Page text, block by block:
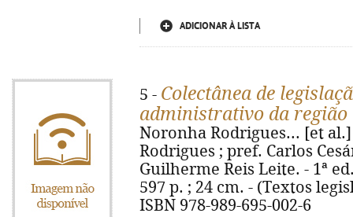
ADICIONAR À LISTA
5 - Colectânea de
administrativo da região
Noronha Rodrigues... [et
Rodrigues ; pref. Carlos
Guilherme Reis Leite. - 1ª
597 p. ; 24 cm. - (Textos
ISBN 978-989-695-002-6